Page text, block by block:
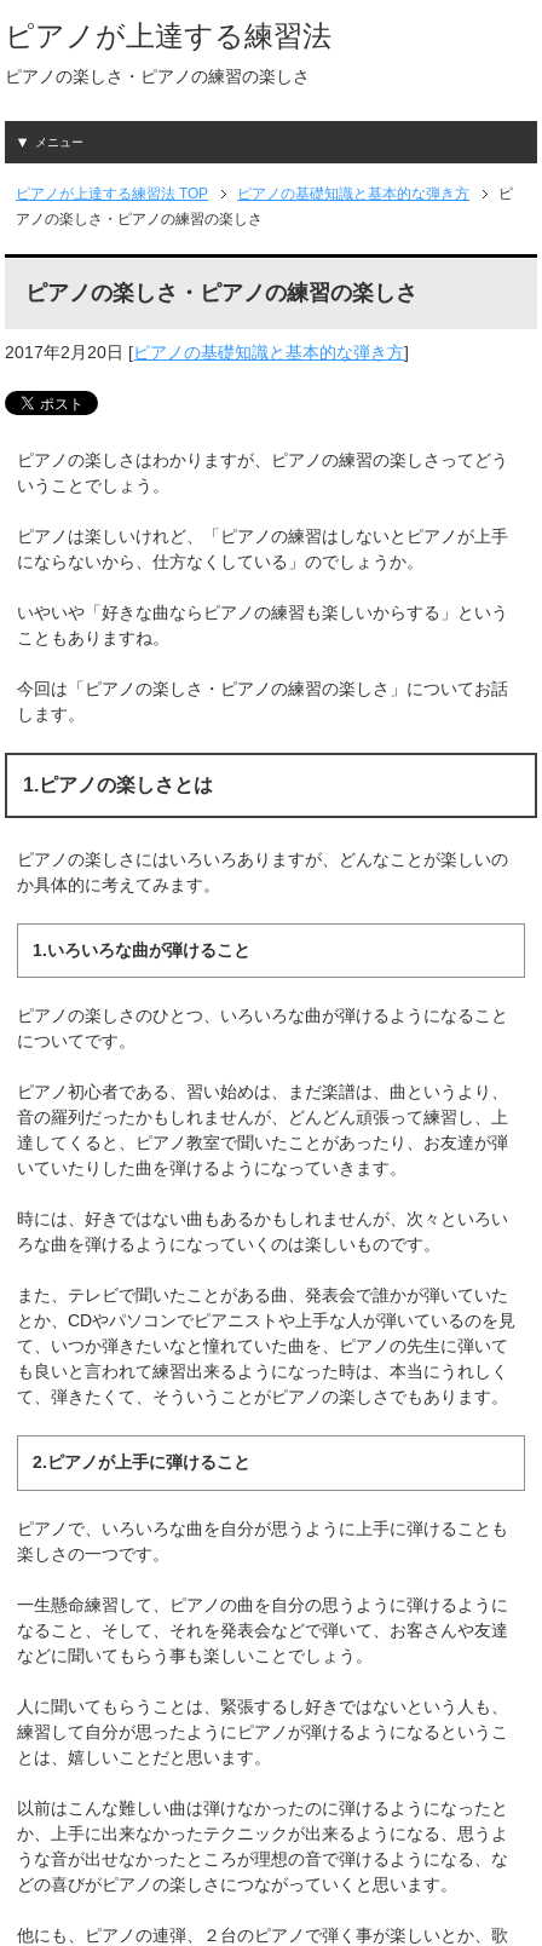
ピアノが上達する練習法
ピアノの楽しさ・ピアノの練習の楽しさ
メニュー
ピアノが上達する練習法 TOP ピアノの基礎知識と基本的な弾き方
ピ
アノの楽しさ・ピアノの練習の楽しさ
ピアノの楽しさ・ピアノの練習の楽しさ
2017年2月20日 [ピアノの基礎知識と基本的な弾き方]
ピアノの楽しさはわかりますが、ピアノの練習の楽しさってどう
いうことでしょう。
ピアノは楽しいけれど、「ピアノの練習はしないとピアノが上手
にならないから、仕方なくしている」のでしょうか。
いやいや「好きな曲ならピアノの練習も楽しいからする」という
こともありますね。
今回は「ピアノの楽しさ・ピアノの練習の楽しさ」についてお話
します。
1.ピアノの楽しさとは
ピアノの楽しさにはいろいろありますが、どんなことが楽しいの
か具体的に考えてみます。
1.いろいろな曲が弾けること
ピアノの楽しさのひとつ、いろいろな曲が弾けるようになること
についてです。
ピアノ初心者である、習い始めは、まだ楽譜は、曲というより、
音の羅列だったかもしれませんが、どんどん頑張って練習し、上
達してくると、ピアノ教室で聞いたことがあったり、お友達が弾
いていたりした曲を弾けるようになっていきます。
時には、好きではない曲もあるかもしれませんが、次々といろい
ろな曲を弾けるようになっていくのは楽しいものです。
また、テレビで聞いたことがある曲、発表会で誰かが弾いていた
とか、CDやパソコンでピアニストや上手な人が弾いているのを見
て、いつか弾きたいなと憧れていた曲を、ピアノの先生に弾いて
も良いと言われて練習出来るようになった時は、本当にうれしく
て、弾きたくて、そういうことがピアノの楽しさでもあります。
2.ピアノが上手に弾けること
ピアノで、いろいろな曲を自分が思うように上手に弾けることも
楽しさの一つです。
一生懸命練習して、ピアノの曲を自分の思うように弾けるように
なること、そして、それを発表会などで弾いて、お客さんや友達
などに聞いてもらう事も楽しいことでしょう。
人に聞いてもらうことは、緊張するし好きではないという人も、
練習して自分が思ったようにピアノが弾けるようになるというこ
とは、嬉しいことだと思います。
以前はこんな難しい曲は弾けなかったのに弾けるようになったと
か、上手に出来なかったテクニックが出来るようになる、思うよ
うな音が出せなかったところが理想の音で弾けるようになる、な
どの喜びがピアノの楽しさにつながっていくと思います。
他にも、ピアノの連弾、２台のピアノで弾く事が楽しいとか、歌